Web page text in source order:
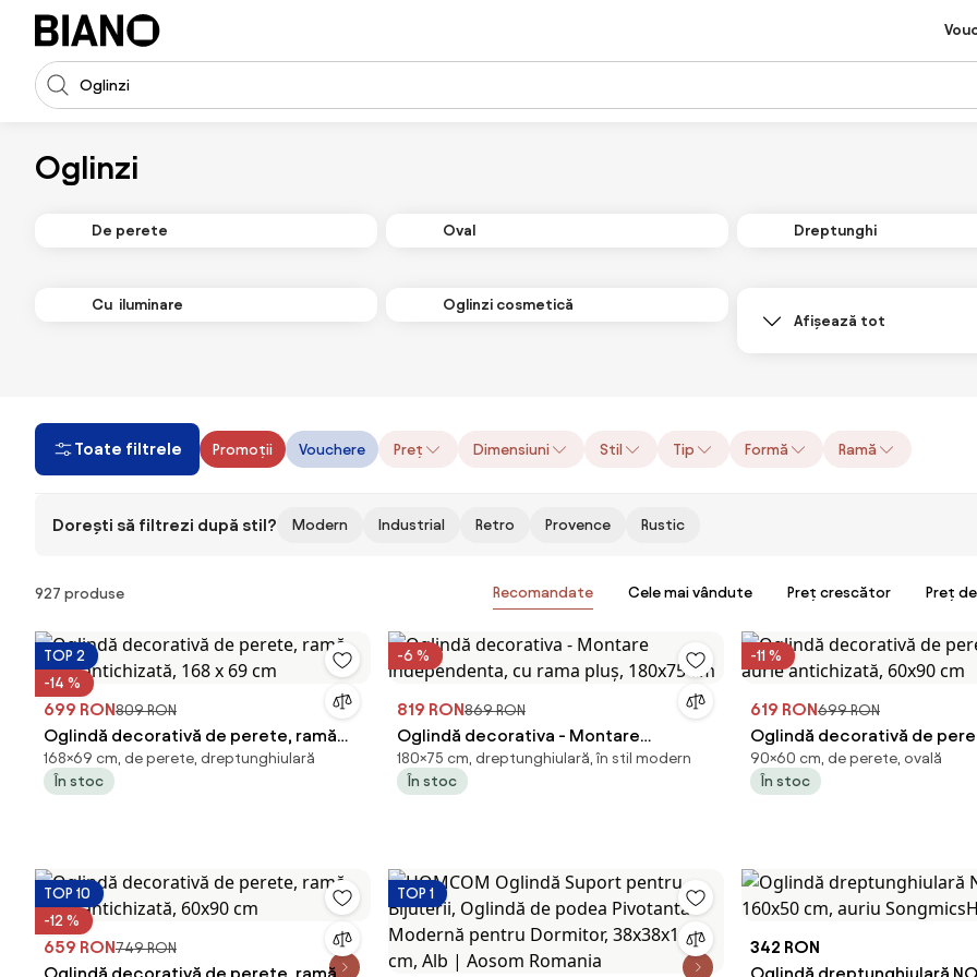
Sari peste navigare, accesează conținutul
Introducerea căutării
Oglinzi
De perete Oval Dreptunghi
Cu iluminare
Oglinzi cosmetică
Afișează tot
Toate filtrele Promoții Vouchere Preț Dimensiuni Stil Tip Formă Ramă
Dorești să filtrezi după stil? Modern Industrial Retro Provence Rustic
Produse
927 produse Recomandate Cele mai vândute Preț crescător Preț
TOP 2
-14 %
699 RON809 RON
Oglindă decorativă de perete, ramă
aurie antichizată, 168 x 69 cm
168×69 cm, de perete, dreptunghiulară
În stoc
-6 %
819 RON869 RON
Oglindă decorativa - Montare
independenta, cu rama pluș, 180x75
cm
180×75 cm, dreptunghiulară, în stil modern
În stoc
-11 %
619 RON699 RON
Oglindă decorativă de
aurie antichizată, 60x90 cm
90×60 cm, de perete, ovală
În stoc
TOP 10
-12 %
659 RON749 RON
Oglindă decorativă de perete, ramă
TOP 1
342 RON
Oglindă dreptunghiulară